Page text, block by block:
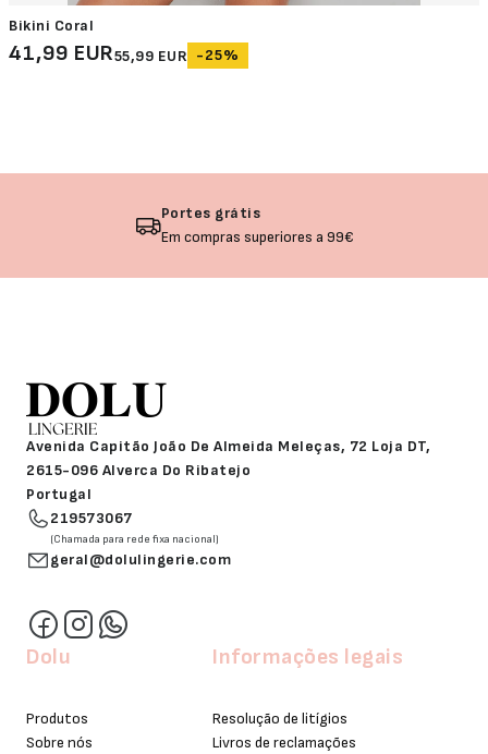
Bikini Coral
41,99 EUR55,99 EUR -25%
Portes grátis
Em compras superiores a 99€
Avenida Capitão João De Almeida Meleças, 72 Loja DT,
2615-096 Alverca Do Ribatejo
Portugal
219573067
(Chamada para rede fixa nacional)
geral@dolulingerie.com
Dolu
Produtos
Sobre nós
Informações legais
Resolução de litígios
Livros de reclamações